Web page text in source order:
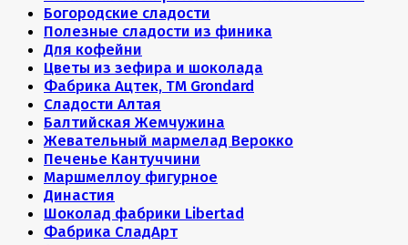
Богородские сладости
Полезные сладости из финика
Для кофейни
Цветы из зефира и шоколада
Фабрика Ацтек, ТМ Grondard
Сладости Алтая
Балтийская Жемчужина
Жевательный мармелад Верокко
Печенье Кантуччини
Маршмеллоу фигурное
Династия
Шоколад фабрики Libertad
Фабрика СладАрт